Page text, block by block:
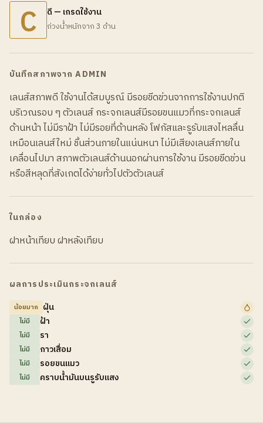
C ดี — เกรดใช้งาน
ถ่วงน้ำหนักจาก 3 ด้าน
บันทึกสภาพจาก ADMIN
เลนส์สภาพดี ใช้งานได้สมบูรณ์ มีรอยขีดข่วนจากการใช้งานปกติ
บริเวณรอบ ๆ ตัวเลนส์ กระจกเลนส์มีรอยขนแมวที่กระจกเลนส์
ด้านหน้า ไม่มีราฝ้า ไม่มีรอยที่ด้านหลัง โฟกัสและรูรับแสงไหลลื่น
เหมือนเลนส์ใหม่ ชิ้นส่วนภายในแน่นหนา ไม่มีเสียงเลนส์ภายใน
เคลื่อนไปมา สภาพตัวเลนส์ด้านนอกผ่านการใช้งาน มีรอยขีดข่วน
หรือสีหลุดที่สังเกตได้ง่ายทั่วไปตัวตัวเลนส์
ในกล่อง
ฝาหน้าเทียบ ฝาหลังเทียบ
ผลการประเมินกระจกเลนส์
น้อยมาก ฝุ่น
ไม่มี ฝ้า
ไม่มี รา
ไม่มี กาวเสื่อม
ไม่มี รอยขนแมว
ไม่มี คราบน้ำมันบนรูรับแสง